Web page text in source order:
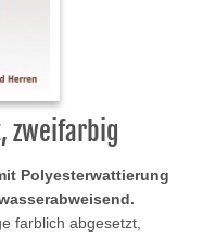
zweifarbig
Polyesterwattierung
farblich abgesetzt,